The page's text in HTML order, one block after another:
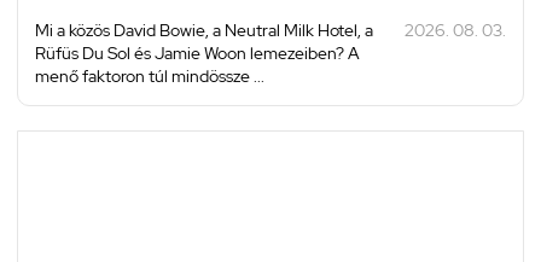
Mi a közös David Bowie, a Neutral Milk Hotel, a
Rüfüs Du Sol és Jamie Woon lemezeiben? A
menő faktoron túl mindössze ...
2026. 08. 03.